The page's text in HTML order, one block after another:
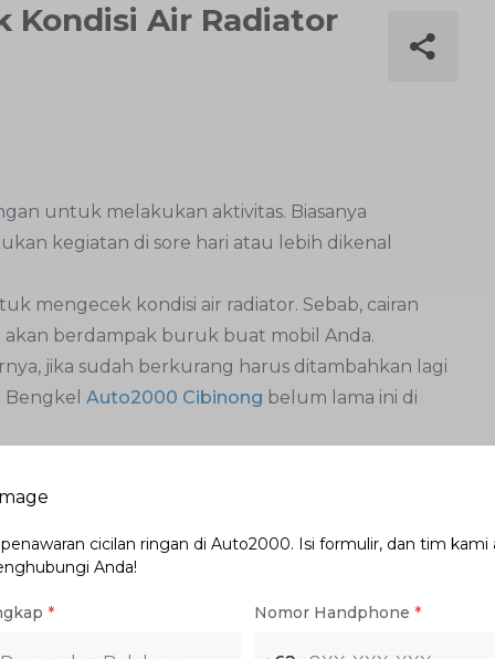
Kondisi Air Radiator
untuk melakukan aktivitas. Biasanya
kegiatan di sore hari atau lebih dikenal
mengecek kondisi air radiator. Sebab, cairan
berdampak buruk buat mobil Anda.
jika sudah berkurang harus ditambahkan lagi
Bengkel Auto2000 Cibinong belum lama ini di
kurang dari batas minimum, karena bisa
Paling Top Untuk Jadi Asisten Urusan Servis
radiator dengan cara melihat fisik. Pastikan
ada tetesan air, dan cadangan airnya akan
cicilan ringan di Auto2000. Isi formulir, dan tim kami
Anda!
* Nomor Handphone *